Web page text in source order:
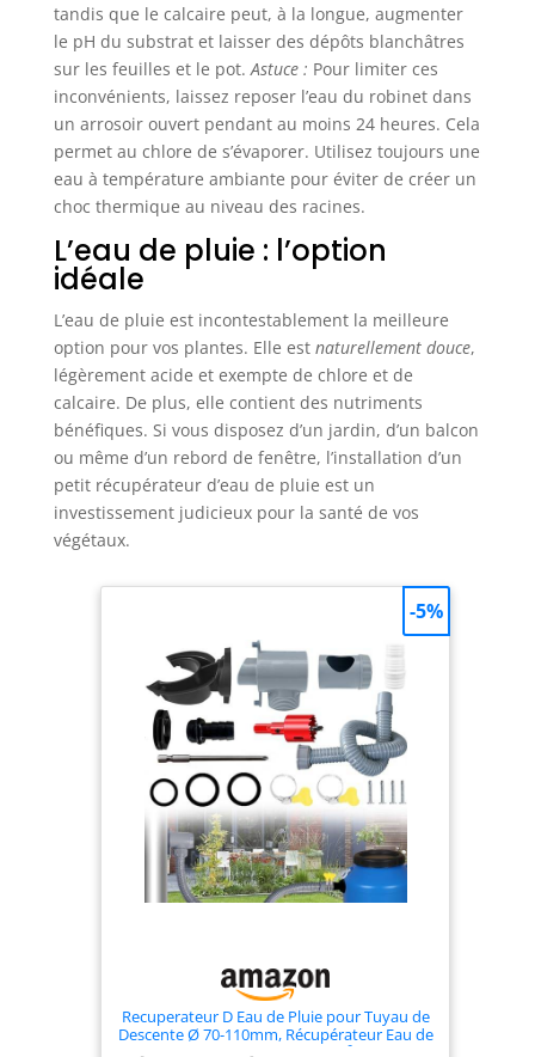
tandis que le calcaire peut, à la longue, augmenter
le pH du substrat et laisser des dépôts blanchâtres
sur les feuilles et le pot. Astuce : Pour limiter ces
inconvénients, laissez reposer l’eau du robinet dans
un arrosoir ouvert pendant au moins 24 heures. Cela
permet au chlore de s’évaporer. Utilisez toujours une
eau à température ambiante pour éviter de créer un
choc thermique au niveau des racines.
L’eau de pluie : l’option
idéale
L’eau de pluie est incontestablement la meilleure
option pour vos plantes. Elle est naturellement douce,
légèrement acide et exempte de chlore et de
calcaire. De plus, elle contient des nutriments
bénéfiques. Si vous disposez d’un jardin, d’un balcon
ou même d’un rebord de fenêtre, l’installation d’un
petit récupérateur d’eau de pluie est un
investissement judicieux pour la santé de vos
végétaux.
Recuperateur D Eau de Pluie pour Tuyau de
Descente Ø 70-110mm, Récupérateur Eau de
Pluie pour Toitures Jusqu'à 80 m², Collecteur
-5%